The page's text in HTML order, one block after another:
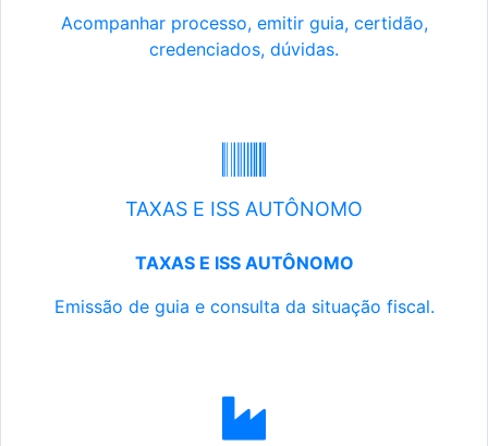
Acompanhar processo, emitir guia, certidão,
credenciados, dúvidas.
TAXAS E ISS AUTÔNOMO
TAXAS E ISS AUTÔNOMO
Emissão de guia e consulta da situação fiscal.